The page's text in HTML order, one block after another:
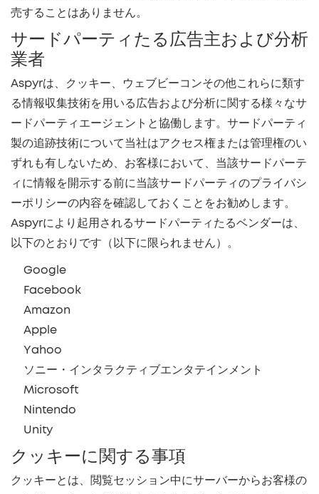
売することはありません。
サードパーティたる広告主および分析
業者
Aspyrは、クッキー、ウェブビーコンその他これらに類す
る情報収集技術を用いる広告および分析に関する様々なサ
ードパーティエージェントと協働します。サードパーティ
製の追跡技術について当社はアクセス権または管理権のい
ずれも有しないため、お客様において、当該サードパーテ
ィに情報を開示する前に当該サードパーティのプライバシ
ーポリシーの内容を確認しておくことをお勧めします。
Aspyrにより起用されるサードパーティたるベンダーは、
以下のとおりです（以下に限られません）。
Google
Facebook
Amazon
Apple
Yahoo
ソニー・インタラクティブエンタテインメント
Microsoft
Nintendo
Unity
クッキーに関する事項
クッキーとは、閲覧セッション中にサーバーからお客様の